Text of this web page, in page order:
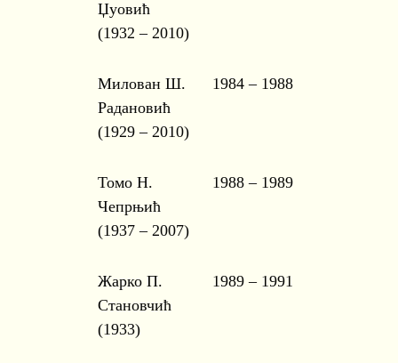
Џуовић
(1932 – 2010)
Милован Ш.
Радановић
(1929 – 2010)
1984 – 1988
Томо Н.
Чепрњић
(1937 – 2007)
1988 – 1989
Жарко П.
Становчић
(1933)
1989 – 1991